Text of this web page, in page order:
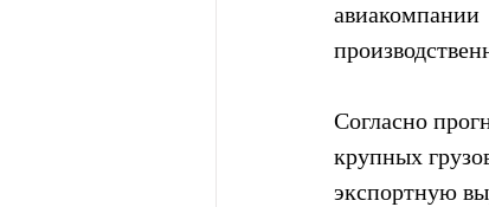
авиакомпании
Согласно
крупных
экспортную